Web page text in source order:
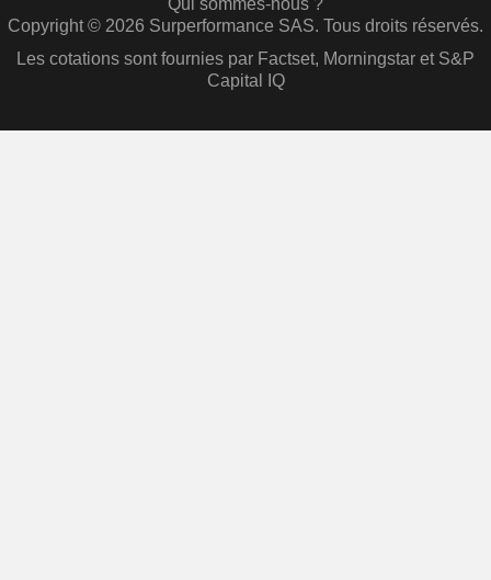
Qui sommes-nous ?
Copyright © 2026 Surperformance SAS. Tous droits réservés.
Les cotations sont fournies par Factset, Morningstar et S&P
Capital IQ